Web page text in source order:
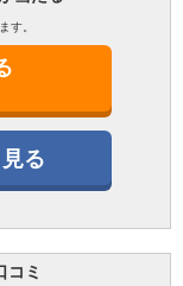
す。
る
コミ